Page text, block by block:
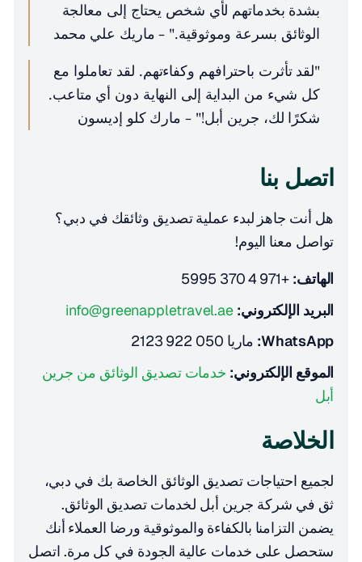
بشدة بخدماتهم لأي شخص يحتاج إلى معالجة
الوثائق بسرعة وموثوقية." - ماريك علي محمد
"لقد تأثرت باحترافهم وكفاءتهم. لقد تعاملوا مع
كل شيء من البداية إلى النهاية دون أي متاعب.
شكرًا لك، جرين أبل!" - مارك كلو إديسون
اتصل بنا
هل أنت جاهز لبدء عملية تصديق وثائقك في دبي؟
تواصل معنا اليوم!
الهاتف: +971 4 370 5995
البريد الإلكتروني: info@greenappletravel.ae
WhatsApp: ماريا 050 922 2123
الموقع الإلكتروني: خدمات تصديق الوثائق من جرين
أبل
الخلاصة
لجميع احتياجات تصديق الوثائق الخاصة بك في دبي،
ثق في شركة جرين أبل لخدمات تصديق الوثائق.
يضمن التزامنا بالكفاءة والموثوقية ورضا العملاء أنك
ستحصل على خدمات عالية الجودة في كل مرة. اتصل